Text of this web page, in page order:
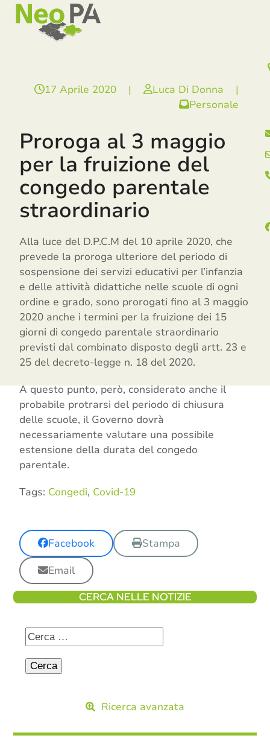
SkipOpen
mobile
menu
Close
mobile
menu
17 Aprile 2020 | Luca Di Donna
|
Personale
Proroga al 3 maggio
per la fruizione del
congedo parentale
straordinario
Alla luce del D.P.C.M del 10 aprile 2020, che
prevede la proroga ulteriore del periodo di
sospensione dei servizi educativi per l’infanzia
e delle attività didattiche nelle scuole di ogni
ordine e grado, sono prorogati fino al 3 maggio
2020 anche i termini per la fruizione dei 15
giorni di congedo parentale straordinario
previsti dal combinato disposto degli artt. 23 e
25 del decreto-legge n. 18 del 2020.
A questo punto, però, considerato anche il
probabile protrarsi del periodo di chiusura
delle scuole, il Governo dovrà
necessariamente valutare una possibile
estensione della durata del congedo
parentale.
Tags: Congedi, Covid-19
Facebook
Stampa
Email
CERCA NELLE NOTIZIE
Ricerca avanzata